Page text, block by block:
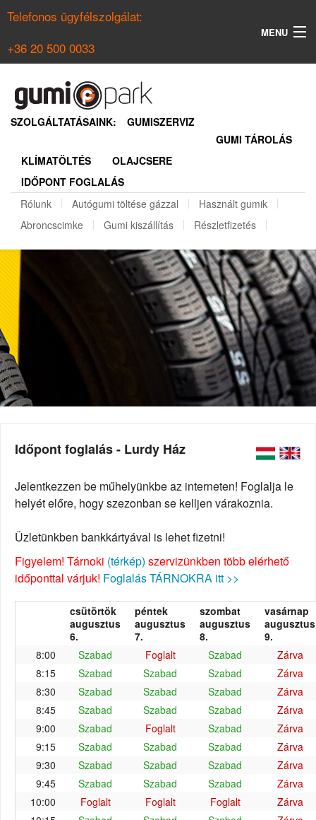
Telefonos ügyfélszolgálat:
+36 20 500 0033
MENU
NYÁRI GUMI KERESŐ
REGISZTRÁCIÓ
SZOLGÁLTATÁSAINK:
GUMISZERVIZ
GUMI TÁROLÁS
KLÍMATÖLTÉS
OLAJCSERE
IDŐPONT FOGLALÁS
Rólunk
Autógumi töltése gázzal
Használt gumik
Abroncscimke
Gumi kiszállítás Részletfizetés
Időpont foglalás - Lurdy Ház
Jelentkezzen be műhelyünkbe az interneten! Foglalja le
helyét előre, hogy szezonban se kelljen várakoznia.
Üzletünkben bankkártyával is lehet fizetni!
Figyelem! Tárnoki (térkép) szervizünkben több elérhető
időponttal várjuk! Foglalás TÁRNOKRA itt >>
csütörtök
augusztus
6.
péntek
augusztus
7.
szombat
augusztus
8.
vasárnap
augusztus
9.
8:00
Szabad Foglalt Szabad
Zárva
8:15
Szabad Szabad Szabad
Zárva
8:30
Szabad Szabad Szabad
Zárva
8:45
Szabad Szabad Szabad
Zárva
9:00
Szabad Foglalt Szabad
Zárva
9:15
Szabad Szabad Szabad
Zárva
9:30
Szabad Szabad Szabad
Zárva
9:45
Szabad Szabad Szabad
Zárva
10:00
Foglalt Foglalt Foglalt
Zárva